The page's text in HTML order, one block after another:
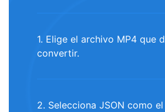
1. Elige el archivo MP4 que
convertir.
2. Selecciona JSON como